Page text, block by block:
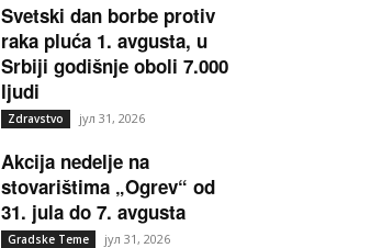
Svetski dan borbe protiv
raka pluća 1. avgusta, u
Srbiji godišnje oboli 7.000
ljudi
Zdravstvo јул 31, 2026
Akcija nedelje na
stovarištima „Ogrev“ od
31. jula do 7. avgusta
Gradske Teme јул 31, 2026